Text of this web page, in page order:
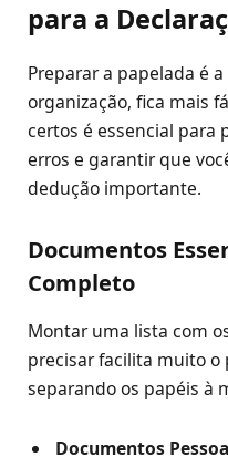
para a
Preparar a papelada é
organização, fica mais
certos é essencial para
erros e garantir que
dedução importante.
Documentos
Completo
Montar uma lista com
precisar facilita muito o
separando os papéis à
Documentos